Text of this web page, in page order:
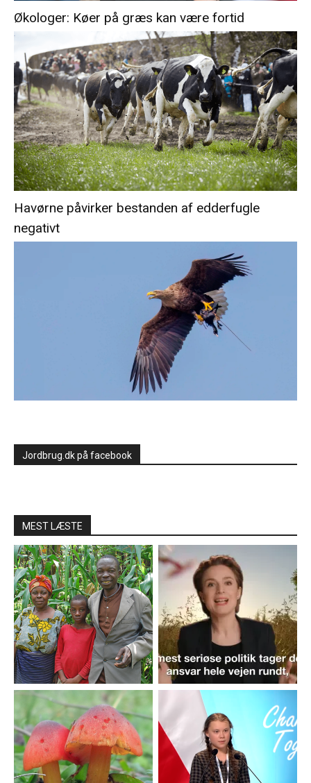
Økologer: Køer på græs kan være fortid
Havørne påvirker bestanden af edderfugle
negativt
Jordbrug.dk på facebook
MEST LÆSTE